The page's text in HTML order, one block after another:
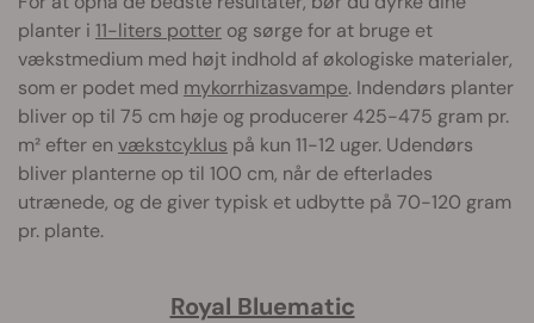
planter i 11-liters potter og sørge for at bruge et
vækstmedium med højt indhold af økologiske materialer,
som er podet med mykorrhizasvampe. Indendørs planter
bliver op til 75 cm høje og producerer 425-475 gram pr.
m² efter en vækstcyklus på kun 11-12 uger. Udendørs
bliver planterne op til 100 cm, når de efterlades
utrænede, og de giver typisk et udbytte på 70-120 gram
pr. plante.
Royal Bluematic